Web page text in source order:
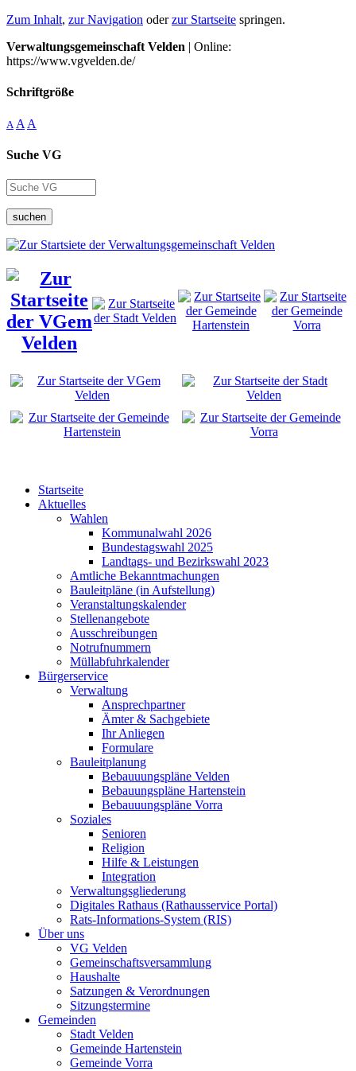
Zum Inhalt, zur Navigation oderzur Startseite springen.
Verwaltungsgemeinschaft Velden | Online:
https://www.vgvelden.de/
Schriftgröße
A A A
Suche VG
suchen
Startseite
Aktuelles
Wahlen
Kommunalwahl 2026
Bundestagswahl 2025
Landtags- und Bezirkswahl 2023
Amtliche Bekanntmachungen
Bauleitpläne (in Aufstellung)
Veranstaltungskalender
Stellenangebote
Ausschreibungen
Notrufnummern
Müllabfuhrkalender
Bürgerservice
Verwaltung
Ansprechpartner
Ämter & Sachgebiete
Ihr Anliegen
Formulare
Bauleitplanung
Bebauuungspläne Velden
Bebauungspläne Hartenstein
Bebauuungspläne Vorra
Soziales
Senioren
Religion
Hilfe & Leistungen
Integration
Verwaltungsgliederung
Digitales Rathaus (Rathausservice Portal)
Rats-Informations-System (RIS)
Über uns
VG Velden
Gemeinschaftsversammlung
Haushalte
Satzungen & Verordnungen
Sitzungstermine
Gemeinden
Stadt Velden
Gemeinde Hartenstein
Gemeinde Vorra